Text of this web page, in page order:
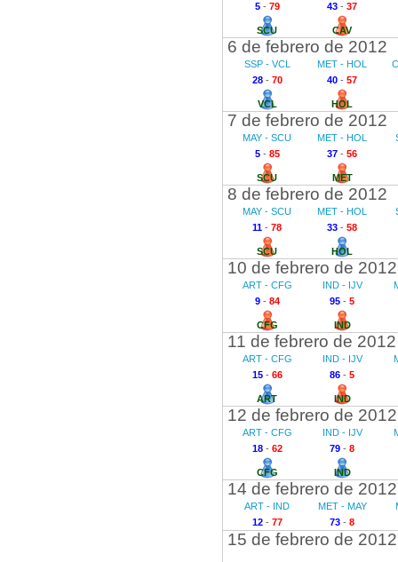
5- 79
SCU
43 - 37
CAV
6 de febrero de 2012
SSP - VCL
28- 70
VCL
MET - HOL
40 - 57
HOL
7 de febrero de 2012
MAY - SCU
5- 85
SCU
MET - HOL
37 - 56
MET
8 de febrero de 2012
MAY - SCU
11 - 78
SCU
MET - HOL
33 - 58
HOL
10 de febrero de 2012
ART - CFG
9- 84
CFG
IND - IJV
95 - 5
IND
11 de febrero de 2012
ART - CFG
15- 66
ART
IND - IJV
86 - 5
IND
12 de febrero de 2012
ART - CFG
18- 62
CFG
IND - IJV
79 - 8
IND
14 de febrero de 2012
ART - IND
12- 77
MET - MAY
73 - 8
15 de febrero de 2012